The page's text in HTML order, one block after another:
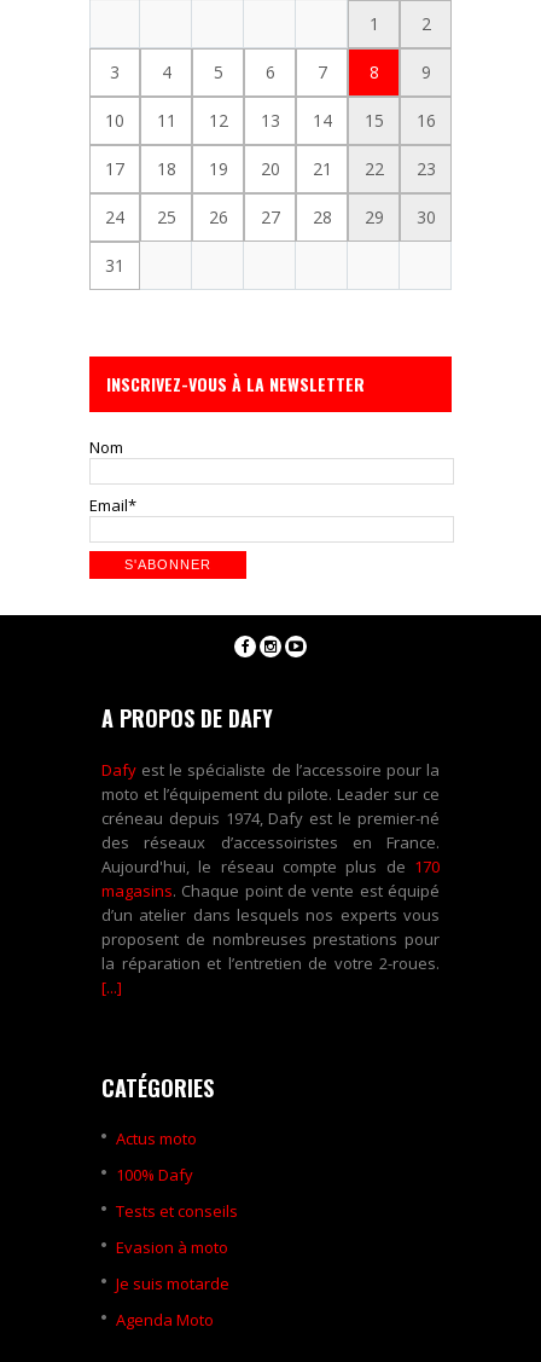
1 2
3 4 5 6 7 8 9
10 11 12 13 14 15 16
17 18 19 20 21 22 23
24 25 26 27 28 29 30
31
INSCRIVEZ-VOUS À LA NEWSLETTER
Nom
Email*
A PROPOS DE DAFY
Dafy est le spécialiste de l’accessoire pour la
moto et l’équipement du pilote. Leader sur ce
créneau depuis 1974, Dafy est le premier-né
des réseaux d’accessoiristes en France.
Aujourd'hui, le réseau compte plus de 170
magasins. Chaque point de vente est équipé
d’un atelier dans lesquels nos experts vous
proposent de nombreuses prestations pour
la réparation et l’entretien de votre 2-roues.
[...]
CATÉGORIES
Actus moto
100% Dafy
Tests et conseils
Evasion à moto
Je suis motarde
Agenda Moto